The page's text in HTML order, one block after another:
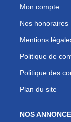
Mon compte
Nos honoraires
Mentions
Politique de
Politique des
Plan du site
NOS